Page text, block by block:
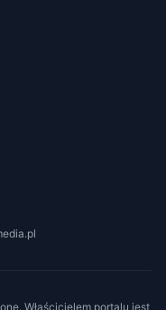
Właścicielem portalu jest